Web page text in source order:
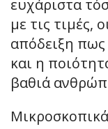
ευχάριστα
με τις τιμές,
απόδειξη
και η
βαθιά